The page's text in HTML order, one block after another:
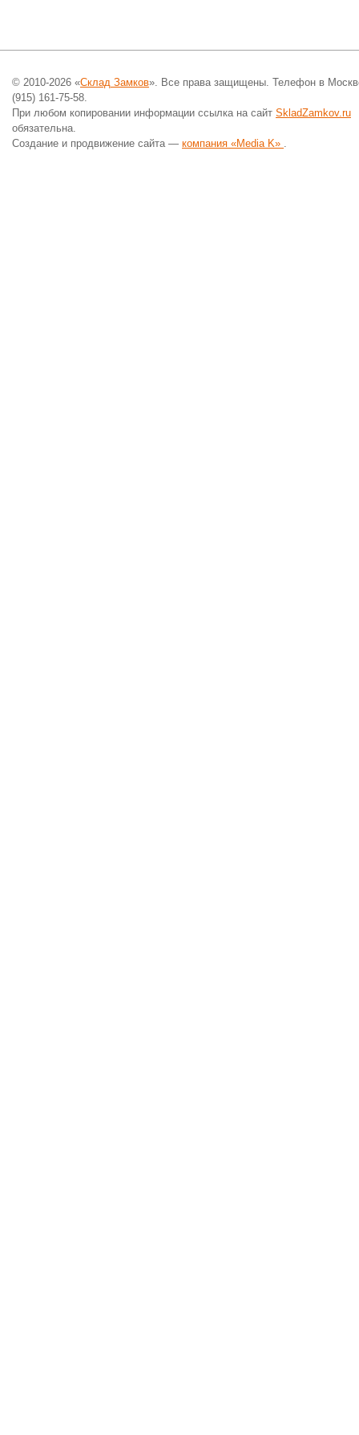
© 2010-2026 «Склад Замков». Все права защищены. Телефон в
(915) 161-75-58.
При любом копировании информации ссылка на сайт SkladZamkov.ru
обязательна.
Создание и продвижение сайта — компания «Media K» .